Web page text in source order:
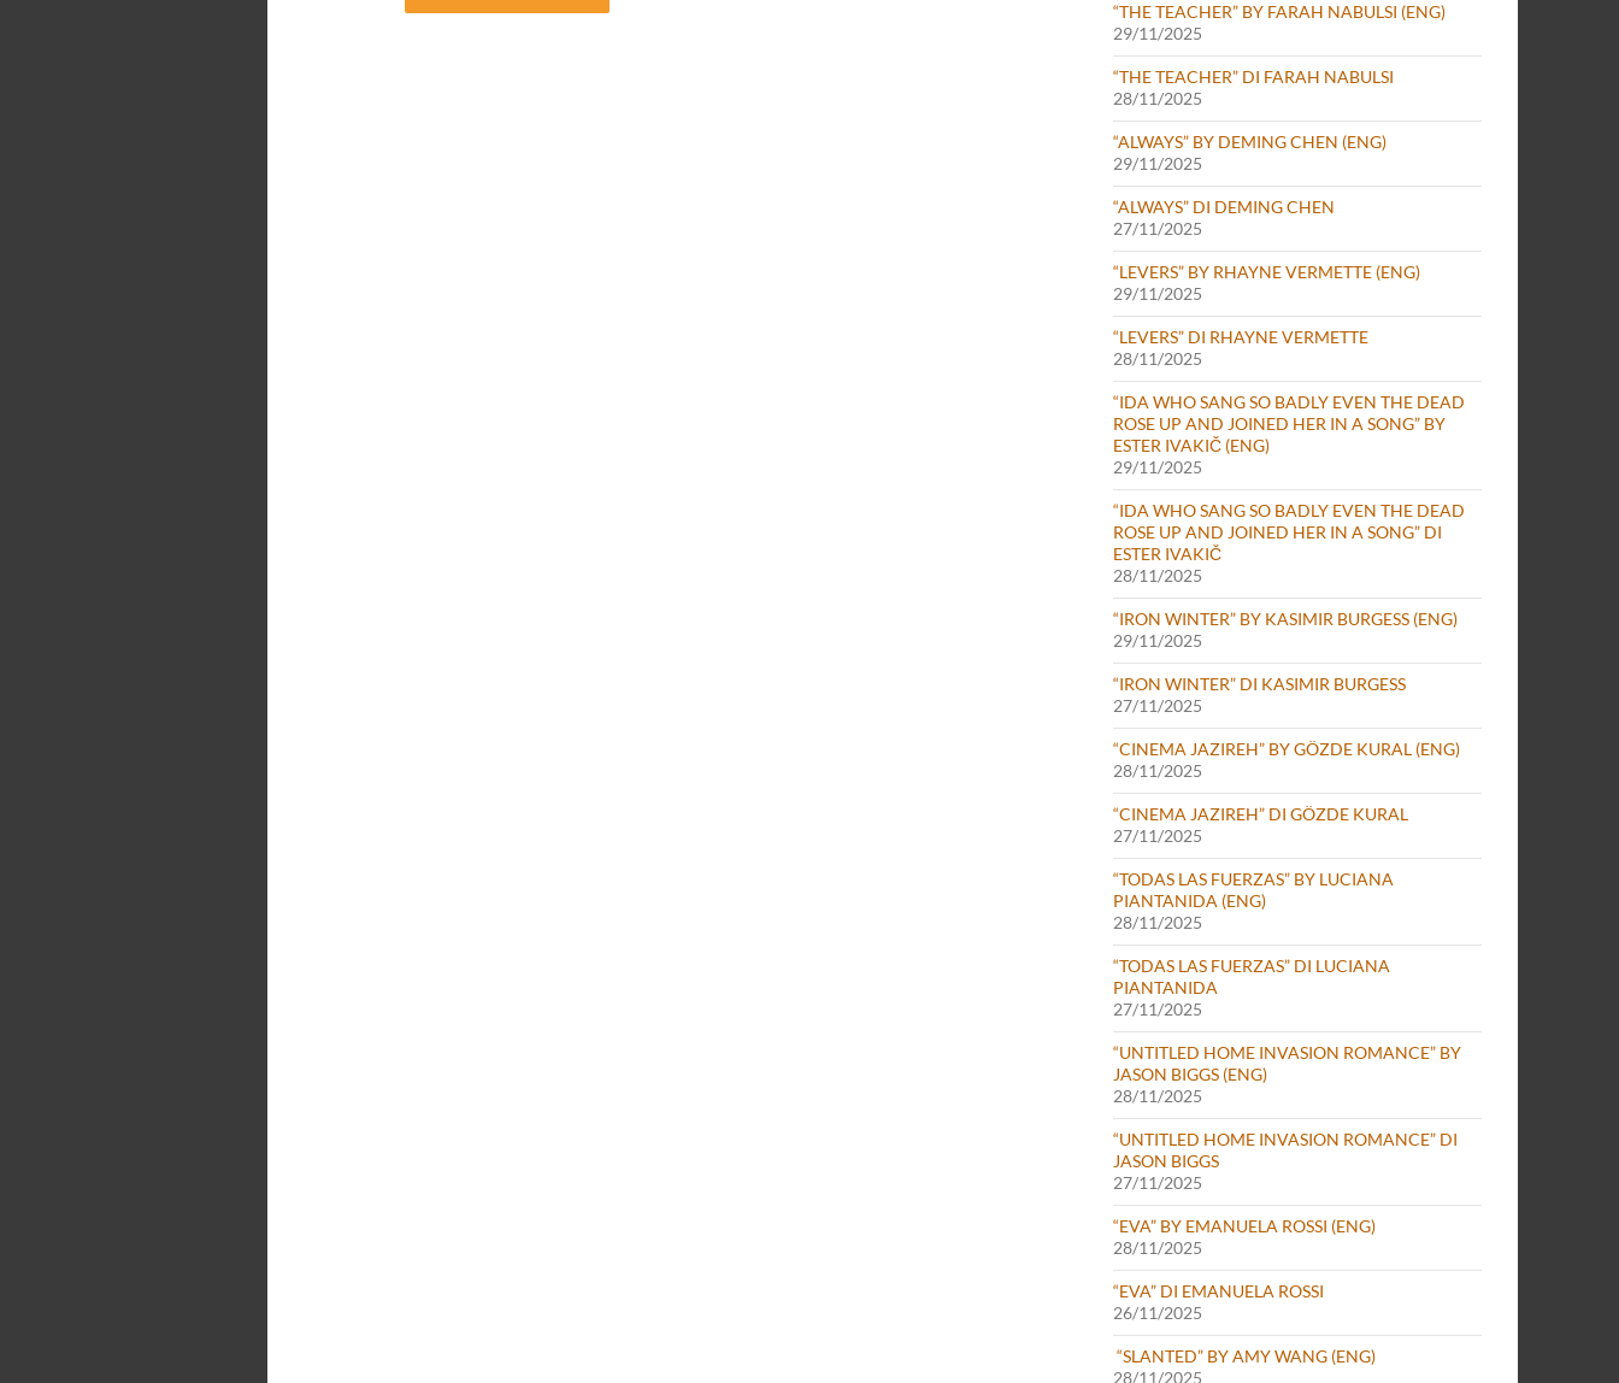
“THE TEACHER” BY FARAH NABULSI (ENG)
29/11/2025
“THE TEACHER” DI FARAH NABULSI
28/11/2025
“ALWAYS” BY DEMING CHEN (ENG)
29/11/2025
“ALWAYS” DI DEMING CHEN
27/11/2025
“LEVERS” BY RHAYNE VERMETTE (ENG)
29/11/2025
“LEVERS” DI RHAYNE VERMETTE
28/11/2025
“IDA WHO SANG SO BADLY EVEN THE DEAD
ROSE UP AND JOINED HER IN A SONG” BY
ESTER IVAKIČ (ENG)
29/11/2025
“IDA WHO SANG SO BADLY EVEN THE DEAD
ROSE UP AND JOINED HER IN A SONG” DI
ESTER IVAKIČ
28/11/2025
“IRON WINTER” BY KASIMIR BURGESS (ENG)
29/11/2025
“IRON WINTER” DI KASIMIR BURGESS
27/11/2025
“CINEMA JAZIREH” BY GÖZDE KURAL (ENG)
28/11/2025
“CINEMA JAZIREH” DI GÖZDE KURAL
27/11/2025
“TODAS LAS FUERZAS” BY LUCIANA
PIANTANIDA (ENG)
28/11/2025
“TODAS LAS FUERZAS” DI LUCIANA
PIANTANIDA
27/11/2025
“UNTITLED HOME INVASION ROMANCE” BY
JASON BIGGS (ENG)
28/11/2025
“UNTITLED HOME INVASION ROMANCE” DI
JASON BIGGS
27/11/2025
“EVA” BY EMANUELA ROSSI (ENG)
28/11/2025
“EVA” DI EMANUELA ROSSI
26/11/2025
“SLANTED” BY AMY WANG (ENG)
28/11/2025